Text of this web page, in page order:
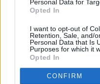
Personal Data for
Opted In
I want to opt-out of
Retention, Sale, and/
Personal Data that Is
Purposes for which it
Opted In
CONFIRM
ακριβές επιλογές,